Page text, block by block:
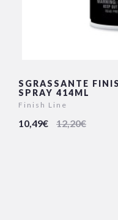
SGRASSANTE
SPRAY 414ML
Finish Line
10,49€ 12,20€